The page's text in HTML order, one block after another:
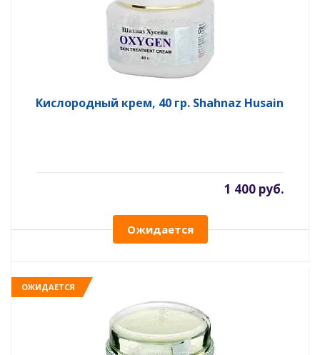
Кислородный крем, 40 гр. Shahnaz Husain
1 400 руб.
Ожидается
ОЖИДАЕТСЯ